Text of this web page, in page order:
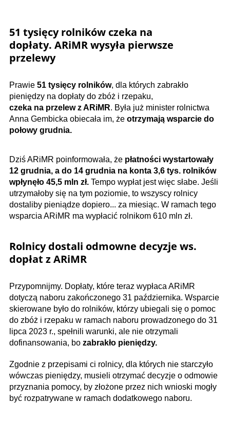
51 tysięcy rolników czeka na
dopłaty. ARiMR wysyła pierwsze
przelewy
Prawie 51 tysięcy rolników, dla których zabrakło
pieniędzy na dopłaty do zbóż i rzepaku,
czeka na przelew z ARiMR. Była już minister rolnictwa
Anna Gembicka obiecała im, że otrzymają wsparcie do
połowy grudnia.
Dziś ARiMR poinformowała, że płatności wystartowały
12 grudnia, a do 14 grudnia na konta 3,6 tys. rolników
wpłynęło 45,5 mln zł. Tempo wypłat jest więc słabe. Jeśli
utrzymałoby się na tym poziomie, to wszyscy rolnicy
dostaliby pieniądze dopiero... za miesiąc. W ramach tego
wsparcia ARiMR ma wypłacić rolnikom 610 mln zł.
Rolnicy dostali odmowne decyzje ws.
dopłat z ARiMR
Przypomnijmy. Dopłaty, które teraz wypłaca ARiMR
dotyczą naboru zakończonego 31 października. Wsparcie
skierowane było do rolników, którzy ubiegali się o pomoc
do zbóż i rzepaku w ramach naboru prowadzonego do 31
lipca 2023 r., spełnili warunki, ale nie otrzymali
dofinansowania, bo zabrakło pieniędzy.
Zgodnie z przepisami ci rolnicy, dla których nie starczyło
wówczas pieniędzy, musieli otrzymać decyzje o odmowie
przyznania pomocy, by złożone przez nich wnioski mogły
być rozpatrywane w ramach dodatkowego naboru.